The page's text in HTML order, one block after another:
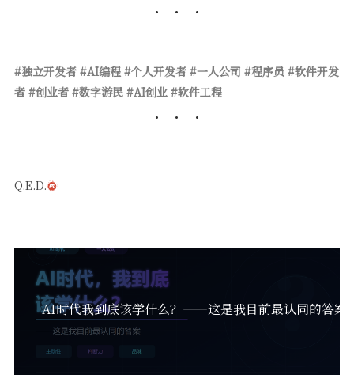
#独立开发者 #AI编程 #个人开发者 #一人公司 #程序员 #软件开发
者 #创业者 #数字游民 #AI创业 #软件工程
Q.E.D.
AI时代我到底该学什么？——这是我目前最认同的答案